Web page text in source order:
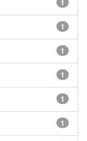
1
1
1
1
1
1